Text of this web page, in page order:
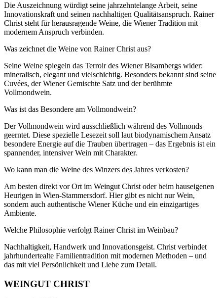
Die Auszeichnung würdigt seine jahrzehntelange Arbeit, seine
Innovationskraft und seinen nachhaltigen Qualitätsanspruch. Rainer
Christ steht für herausragende Weine, die Wiener Tradition mit
modernem Anspruch verbinden.
Was zeichnet die Weine von Rainer Christ aus?
Seine Weine spiegeln das Terroir des Wiener Bisambergs wider:
mineralisch, elegant und vielschichtig. Besonders bekannt sind seine
Cuvées, der Wiener Gemischte Satz und der berühmte
Vollmondwein.
Was ist das Besondere am Vollmondwein?
Der Vollmondwein wird ausschließlich während des Vollmonds
geerntet. Diese spezielle Lesezeit soll laut biodynamischem Ansatz
besondere Energie auf die Trauben übertragen – das Ergebnis ist ein
spannender, intensiver Wein mit Charakter.
Wo kann man die Weine des Winzers des Jahres verkosten?
Am besten direkt vor Ort im Weingut Christ oder beim hauseigenen
Heurigen in Wien-Stammersdorf. Hier gibt es nicht nur Wein,
sondern auch authentische Wiener Küche und ein einzigartiges
Ambiente.
Welche Philosophie verfolgt Rainer Christ im Weinbau?
Nachhaltigkeit, Handwerk und Innovationsgeist. Christ verbindet
jahrhundertealte Familientradition mit modernen Methoden – und
das mit viel Persönlichkeit und Liebe zum Detail.
WEINGUT CHRIST